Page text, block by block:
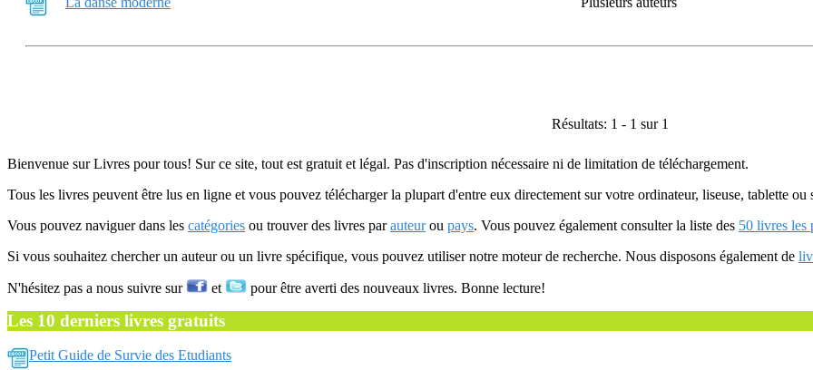
Résultats: 1 - 1 sur 1
Bienvenue sur Livres pour tous! Sur ce site, tout est gratuit et légal. Pas d'inscription nécessaire ni de limitation de téléchargement.
Tous les livres peuvent être lus en ligne et vous pouvez télécharger la plupart d'entre eux directement sur votre ordinateur, liseuse, tablette ou
Vous pouvez naviguer dans les catégories ou trouver des livres parauteurou pays. Vous pouvez également consulter la liste des 50 livres les
Si vous souhaitez chercher un auteur ou un livre spécifique, vous pouvez utiliser notre moteur de recherche. Nous disposons également de
N'hésitez pas a nous suivre sur et pour être averti des nouveaux livres. Bonne lecture!
Les 10 derniers livres gratuits
Petit Guide de Survie des Etudiants